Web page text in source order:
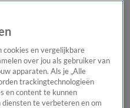
Het beste van Hart
Tip de
cookies en vergelijkbare
over jou als gebruiker van
apparaten. Als je „Alle
trackingtechnologieën
en content te kunnen
diensten te verbeteren en om